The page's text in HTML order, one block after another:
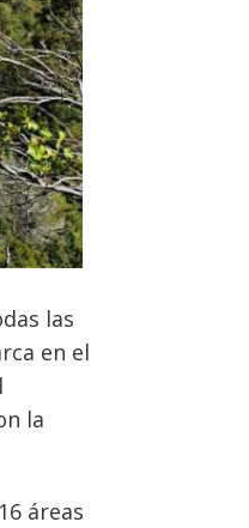
las
en el
la
áreas